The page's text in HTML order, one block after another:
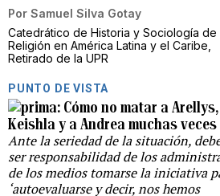
Por Samuel Silva Gotay
Catedrático de Historia y Sociología de
Religión en América Latina y el Caribe,
Retirado de la UPR
PUNTO DE VISTA
Cómo no matar a
Keishla y a Andrea muchas veces
Ante la seriedad de la situación,
ser responsabilidad de los
de los medios tomarse la iniciativa
‘autoevaluarse y decir, nos hemos